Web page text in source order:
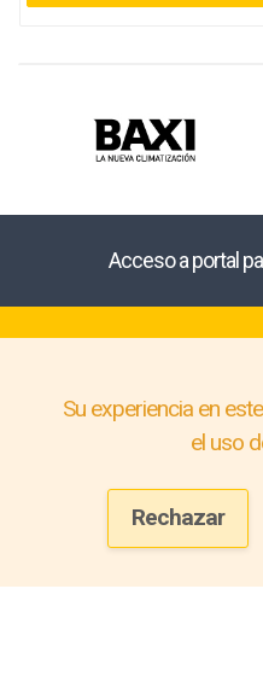
Acceso a portal
Su experiencia en
el uso
Rechazar